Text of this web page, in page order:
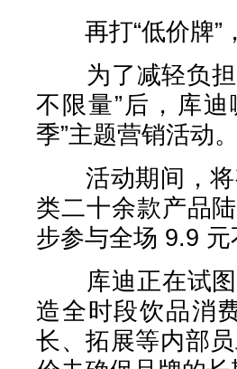
再打“低价牌”
为了减轻负担
不限量”后，库
季”主题营销活动。
活动期间，将
类二十余款产品
步参与全场 9.9
库迪正在试图
造全时段饮品消
长、拓展等内部